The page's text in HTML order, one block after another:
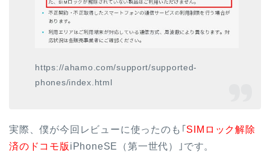
https://ahamo.com/support/supported-
phones/index.html
実際、僕が今回レビューに使ったのも｢ SIMロック解除
済のドコモ版 iPhoneSE（第一世代）｣です。